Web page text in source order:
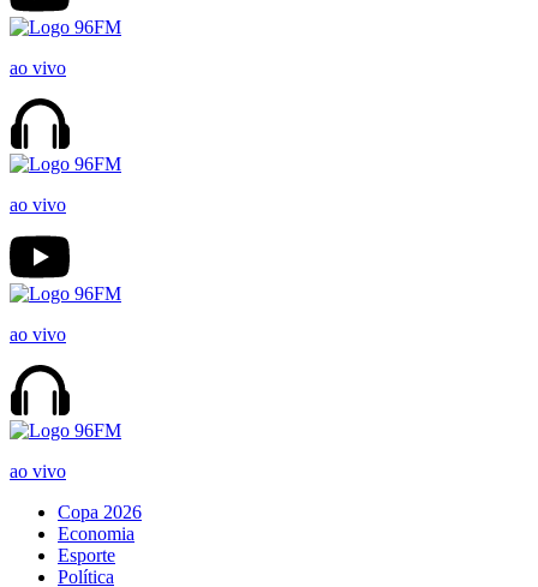
ao vivo
ao vivo
ao vivo
ao vivo
Copa 2026
Economia
Esporte
Política